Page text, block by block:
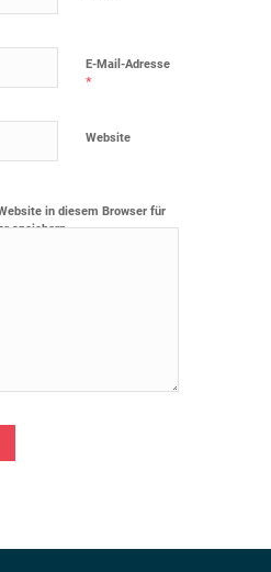
E-Mail-Adresse
*
Website
in diesem Browser für
speichern.